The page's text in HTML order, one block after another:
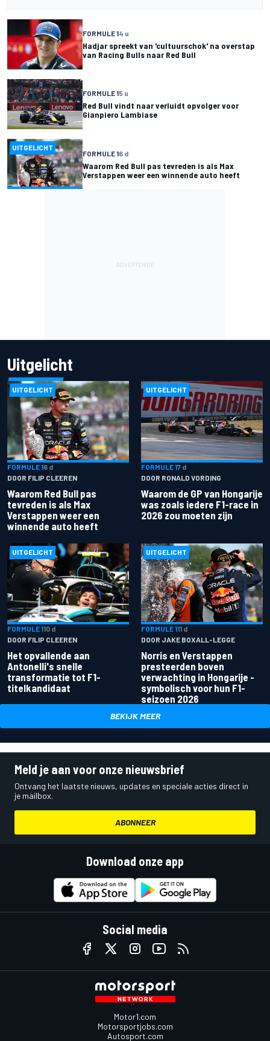
FORMULE 14 u
Hadjar spreekt van 'cultuurschok' na overstap
van Racing Bulls naar Red Bull
FORMULE 15 u
Red Bull vindt naar verluidt opvolger voor
Gianpiero Lambiase
UITGELICHT
FORMULE 16 d
Waarom Red Bull pas tevreden is als Max
Verstappen weer een winnende auto heeft
Uitgelicht
UITGELICHT
FORMULE 16 d
DOOR FILIP CLEEREN
Waarom Red Bull pas
tevreden is als Max
Verstappen weer een
winnende auto heeft
UITGELICHT
FORMULE 17 d
DOOR RONALD VORDING
Waarom de GP van Hongarije
was zoals iedere F1-race in
2026 zou moeten zijn
UITGELICHT
FORMULE 110 d
DOOR FILIP CLEEREN
Het opvallende aan
Antonelli's snelle
transformatie tot F1-
titelkandidaat
UITGELICHT
FORMULE 111 d
DOOR JAKE BOXALL-LEGGE
Norris en Verstappen
presteerden boven
verwachting in Hongarije -
symbolisch voor hun F1-
seizoen 2026
BEKIJK MEER
Meld je aan voor onze nieuwsbrief
Ontvang het laatste nieuws, updates en speciale acties direct in
je mailbox.
ABONNEER
Download onze app
Social media
Motor1.com
Motorsportjobs.com
Autosport.com